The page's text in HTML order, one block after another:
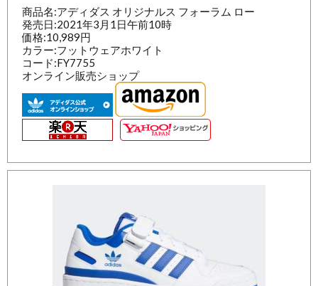
商品名:アディダス オリジナルス フォーラム ロー
発売日:2021年3月1日午前10時
価格:10,989円
カラー:フットウェアホワイト
コード:FY7755
オンライン販売ショップ